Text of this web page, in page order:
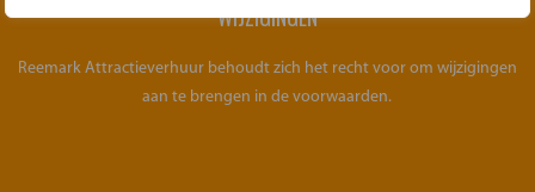
WIJZIGINGEN
Reemark Attractieverhuur behoudt zich het recht voor om wijzigingen
aan te brengen in de voorwaarden.